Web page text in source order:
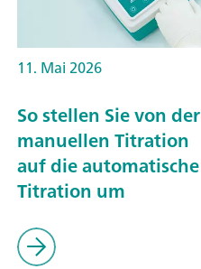
11. Mai 2026
So stellen Sie von der
manuellen Titration
auf die automatische
Titration um